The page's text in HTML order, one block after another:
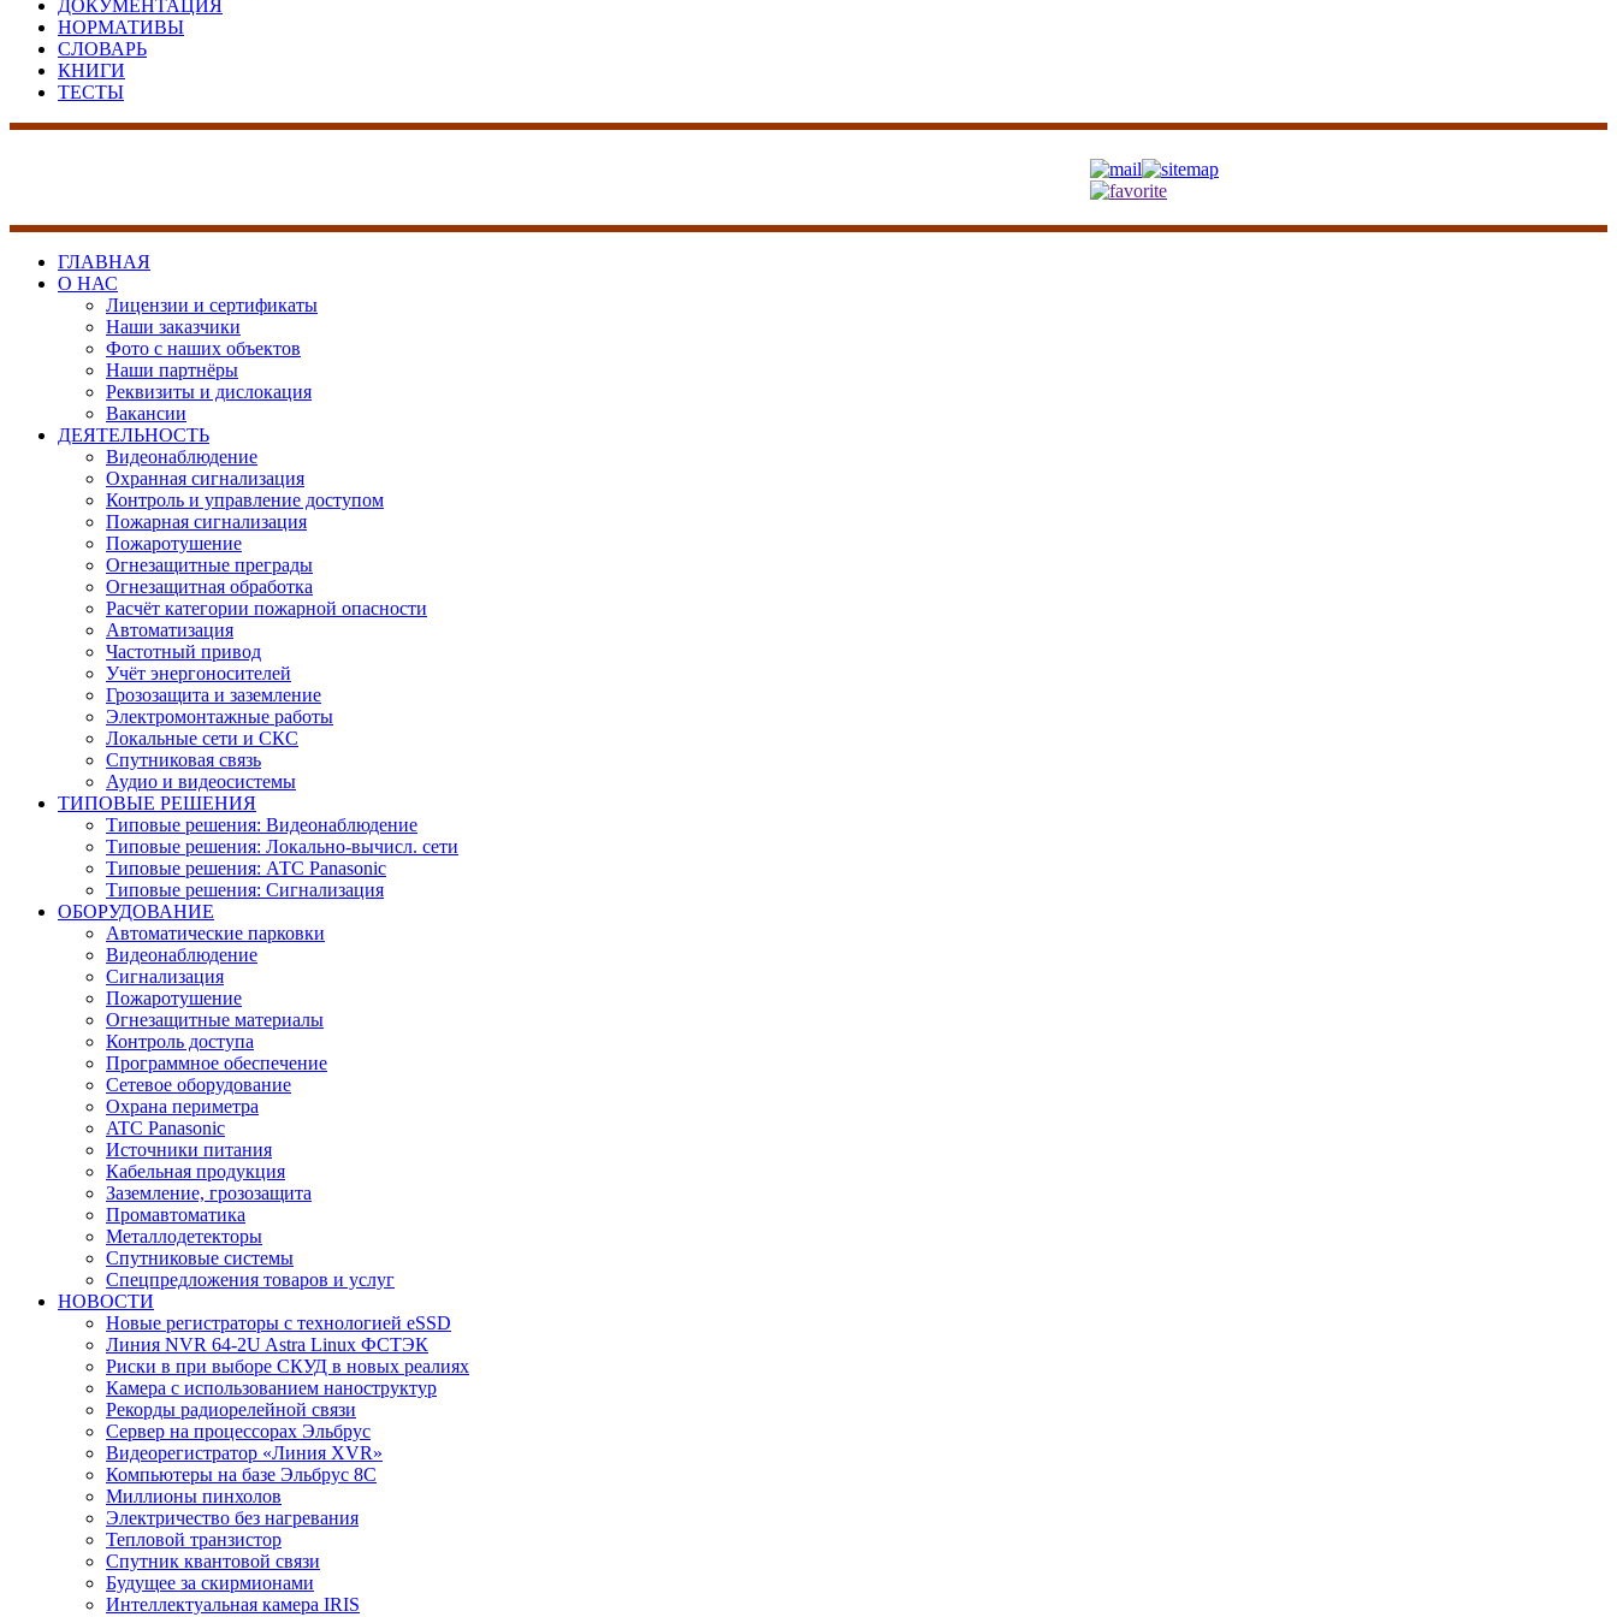
ДОКУМЕНТАЦИЯ
НОРМАТИВЫ
СЛОВАРЬ
КНИГИ
ТЕСТЫ
ГЛАВНАЯ
О НАС
Лицензии и сертификаты
Наши заказчики
Фото с наших объектов
Наши партнёры
Реквизиты и дислокация
Вакансии
ДЕЯТЕЛЬНОСТЬ
Видеонаблюдение
Охранная сигнализация
Контроль и управление доступом
Пожарная сигнализация
Пожаротушение
Огнезащитные преграды
Огнезащитная обработка
Расчёт категории пожарной опасности
Автоматизация
Частотный привод
Учёт энергоносителей
Грозозащита и заземление
Электромонтажные работы
Локальные сети и СКС
Спутниковая связь
Аудио и видеосистемы
ТИПОВЫЕ РЕШЕНИЯ
Типовые решения: Видеонаблюдение
Типовые решения: Локально-вычисл. сети
Типовые решения: АТС Panasonic
Типовые решения: Сигнализация
ОБОРУДОВАНИЕ
Автоматические парковки
Видеонаблюдение
Сигнализация
Пожаротушение
Огнезащитные материалы
Контроль доступа
Программное обеспечение
Сетевое оборудование
Охрана периметра
ATC Panasonic
Источники питания
Кабельная продукция
Заземление, грозозащита
Промавтоматика
Металлодетекторы
Спутниковые системы
Спецпредложения товаров и услуг
НОВОСТИ
Новые регистраторы с технологией eSSD
Линия NVR 64-2U Astra Linux ФСТЭК
Риски в при выборе СКУД в новых реалиях
Камера с использованием наноструктур
Рекорды радиорелейной связи
Сервер на процессорах Эльбрус
Видеорегистратор «Линия XVR»
Компьютеры на базе Эльбрус 8С
Миллионы пинхолов
Электричество без нагревания
Тепловой транзистор
Спутник квантовой связи
Будущее за скирмионами
Интеллектуальная камера IRIS